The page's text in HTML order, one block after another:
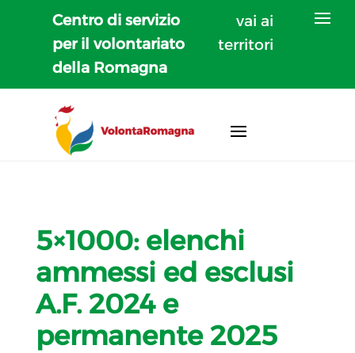
Centro di servizio
per il volontariato
della Romagna
vai ai
territori
5×1000: elenchi
ammessi ed esclusi
A.F. 2024 e
permanente 2025